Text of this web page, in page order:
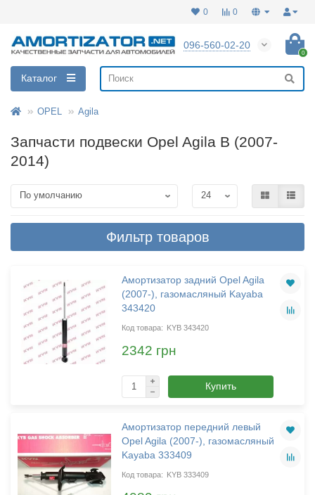
0
0
096-560-02-20
0
Каталог
OPEL Agila
Запчасти подвески Opel Agila B (2007-
2014)
Фильтр товаров
Амортизатор задний Opel Agila
(2007-), газомасляный Kayaba
343420
KYB 343420
2342 грн
Купить
Амортизатор передний левый
Opel Agila (2007-), газомасляный
Kayaba 333409
KYB 333409